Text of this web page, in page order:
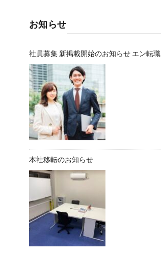
お知らせ
社員募集 新掲載開始のお知らせ エン転職
本社移転のお知らせ